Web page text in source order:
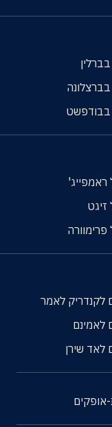
בבודפשט
לקנדריק לאמר
לאמינם
לאד שירן
אופקים